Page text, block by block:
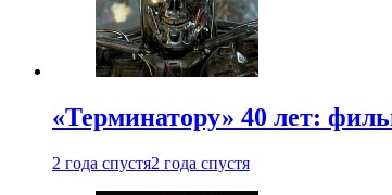
«Терминатору» 40 лет:
2 года спустя2 года спустя